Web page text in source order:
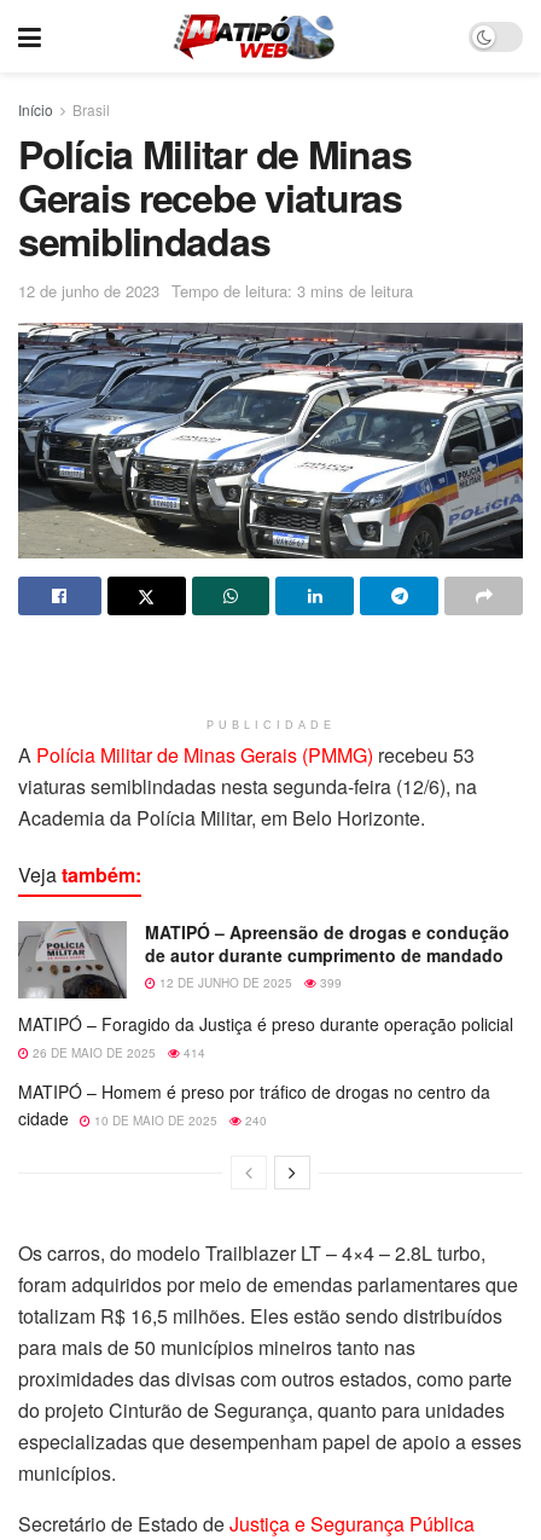
Início Brasil
Polícia Militar de Minas
Gerais recebe viaturas
semiblindadas
12 de junho de 2023 Tempo de leitura: 3 mins de leitura
PUBLICIDADE
A Polícia Militar de Minas Gerais (PMMG) recebeu 53
viaturas semiblindadas nesta segunda-feira (12/6), na
Academia da Polícia Militar, em Belo Horizonte.
Vejatambém:
MATIPÓ – Apreensão de drogas e condução
de autor durante cumprimento de mandado
12 DE JUNHO DE 2025 399
MATIPÓ – Foragido da Justiça é preso durante operação policial
26 DE MAIO DE 2025 414
MATIPÓ – Homem é preso por tráfico de drogas no centro da
cidade
10 DE MAIO DE 2025 240
Os carros, do modelo Trailblazer LT – 4×4 – 2.8L turbo,
foram adquiridos por meio de emendas parlamentares que
totalizam R$ 16,5 milhões. Eles estão sendo distribuídos
para mais de 50 municípios mineiros tanto nas
proximidades das divisas com outros estados, como parte
do projeto Cinturão de Segurança, quanto para unidades
especializadas que desempenham papel de apoio a esses
municípios.
Secretário de Estado deJustiça e Segurança Pública